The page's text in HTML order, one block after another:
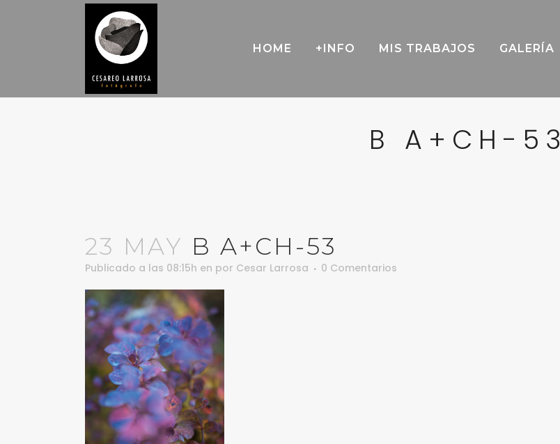
HOME +INFO MIS TRABAJOS GALERÍA
B A+CH-53
23 MAY B A+CH-53
Publicado a las 08:15h en por Cesar Larrosa 0 Comentarios